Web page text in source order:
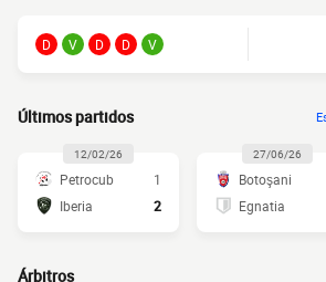
D V D D V
Últimos partidos
12/02/26
Petrocub
1
Iberia
2
27/06/26
Botoşani
Egnatia
Árbitros